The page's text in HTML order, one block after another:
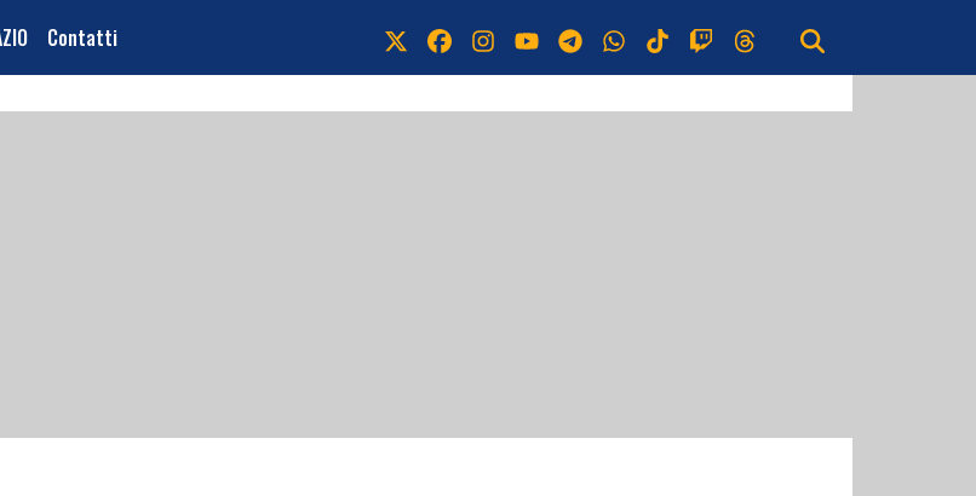
Contatti